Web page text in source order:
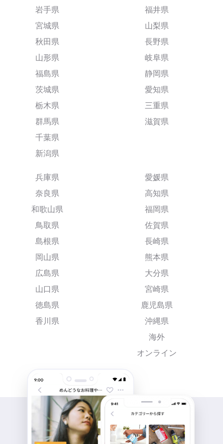
岩手県
宮城県
秋田県
山形県
福島県
茨城県
栃木県
群馬県
千葉県
新潟県
福井県
山梨県
長野県
岐阜県
静岡県
愛知県
三重県
滋賀県
兵庫県
奈良県
和歌山県
鳥取県
島根県
岡山県
広島県
山口県
徳島県
香川県
愛媛県
高知県
福岡県
佐賀県
長崎県
熊本県
大分県
宮崎県
鹿児島県
沖縄県
海外
オンライン